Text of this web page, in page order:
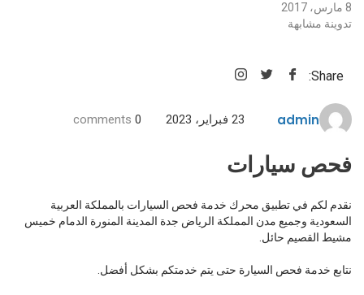
8 مارس، 2017
تدوينة مشابهة
Share:
admin 23 فبراير، 2023 0
فحص سيارات
نقدم لكم في تطبيق محرك خدمة فحص السيارات بالمملكة العربية
السعودية وجميع مدن المملكة الرياض جدة المدينة المنورة الدمام خميس
مشيط القصيم حائل.
نتابع خدمة فحص السيارة حتى يتم خدمتكم بشكل أفضل.